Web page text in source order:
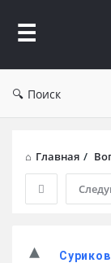
Поиск
Главная /